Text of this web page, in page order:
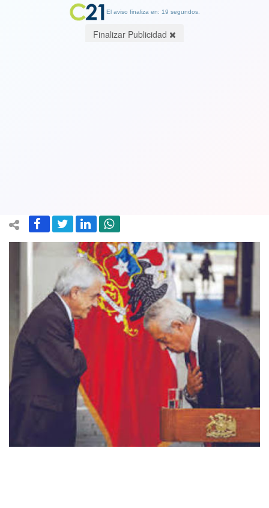
El aviso finaliza en: 19 segundos.
Finalizar Publicidad